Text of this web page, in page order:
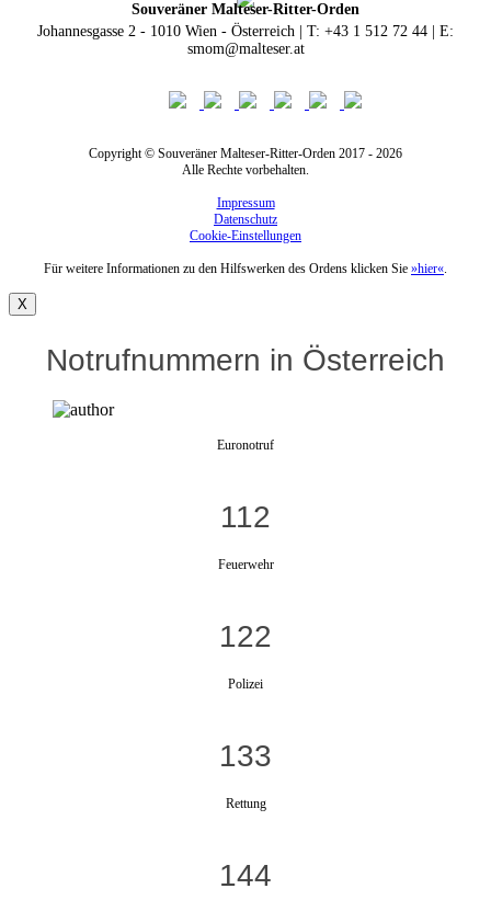
Souveräner Malteser-Ritter-Orden
Johannesgasse 2 - 1010 Wien - Österreich | T: +43 1 512 72 44 | E:
smom@malteser.at
Copyright © Souveräner Malteser-Ritter-Orden 2017 - 2026
Alle Rechte vorbehalten.
Impressum
Datenschutz
Cookie-Einstellungen
Für weitere Informationen zu den Hilfswerken des Ordens klicken Sie »hier«
X
Notrufnummern in Österreich
Euronotruf
112
Feuerwehr
122
Polizei
133
Rettung
144